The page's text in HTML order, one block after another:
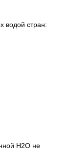
водой стран:
H2O не